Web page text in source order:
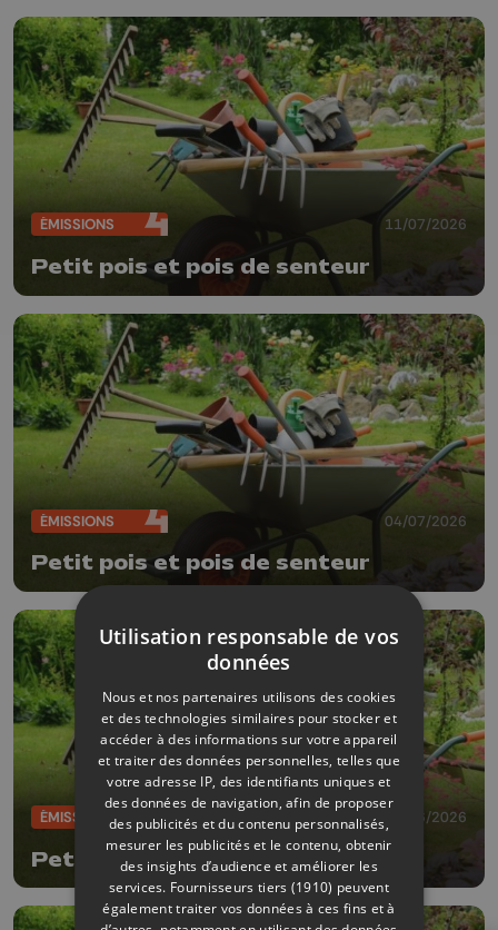
ÉMISSIONS 11/07/2026
Petit pois et pois de senteur
ÉMISSIONS 04/07/2026
Petit pois et pois de senteur
ÉMISSIONS 27/06/2026
Petit pois et pois de senteur
Utilisation responsable de vos
données
Nous et nos partenaires utilisons des cookies
et des technologies similaires pour stocker et
accéder à des informations sur votre appareil
et traiter des données personnelles, telles que
votre adresse IP, des identifiants uniques et
des données de navigation, afin de proposer
des publicités et du contenu personnalisés,
mesurer les publicités et le contenu, obtenir
des insights d’audience et améliorer les
services. Fournisseurs tiers (1910) peuvent
également traiter vos données à ces fins et à